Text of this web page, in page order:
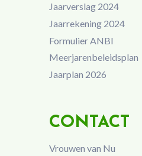
Jaarverslag 2024
Jaarrekening 2024
Formulier ANBI
Meerjarenbeleidsplan
Jaarplan 2026
CONTACT
Vrouwen van Nu